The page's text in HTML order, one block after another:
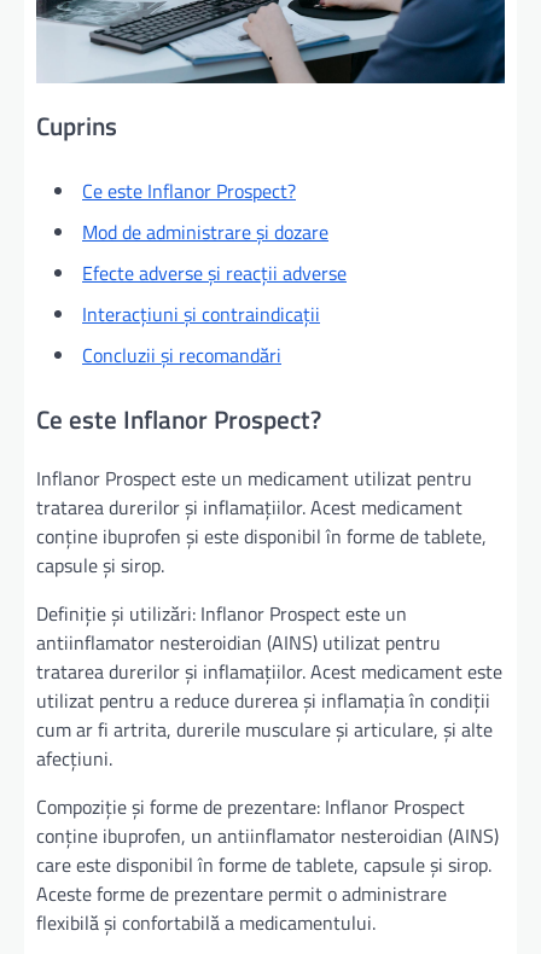
Cuprins
Ce este Inflanor Prospect?
Mod de administrare și dozare
Efecte adverse și reacții adverse
Interacțiuni și contraindicații
Concluzii și recomandări
Ce este Inflanor Prospect?
Inflanor Prospect este un medicament utilizat pentru
tratarea durerilor și inflamațiilor. Acest medicament
conține ibuprofen și este disponibil în forme de tablete,
capsule și sirop.
Definiție și utilizări: Inflanor Prospect este un
antiinflamator nesteroidian (AINS) utilizat pentru
tratarea durerilor și inflamațiilor. Acest medicament este
utilizat pentru a reduce durerea și inflamația în condiții
cum ar fi artrita, durerile musculare și articulare, și alte
afecțiuni.
Compoziție și forme de prezentare: Inflanor Prospect
conține ibuprofen, un antiinflamator nesteroidian (AINS)
care este disponibil în forme de tablete, capsule și sirop.
Aceste forme de prezentare permit o administrare
flexibilă și confortabilă a medicamentului.